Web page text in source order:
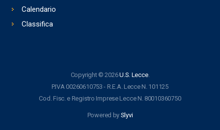
Calendario
Classifica
Copyright © 2026U.S. Lecce.
P.IVA 00260610753 - R.E.A. Lecce N. 101125
Cod. Fisc. e Registro Imprese Lecce N. 80010360750
Powered by Slyvi